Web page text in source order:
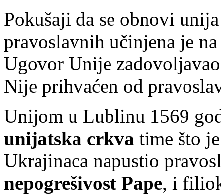
Pokušaji da se obnovi
pravoslavnih učinjena je
Ugovor Unije
Nije prihvaćen od
Unijom u Lublinu 1569
unijatska crkva time što
Ukrajinaca napustio
nepogrešivost Pape, i